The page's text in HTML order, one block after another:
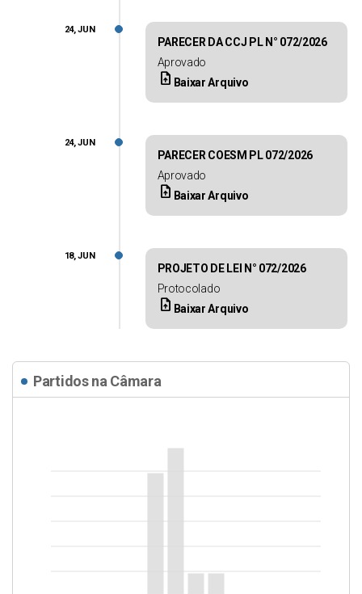
PARECER DA CCJ PL N° 072/2026
Aprovado
upload_file Baixar Arquivo
24, JUN
PARECER COESM PL 072/2026
Aprovado
upload_file Baixar Arquivo
24, JUN
PROJETO DE LEI N° 072/2026
Protocolado
upload_file Baixar Arquivo
18, JUN
Partidos na Câmara